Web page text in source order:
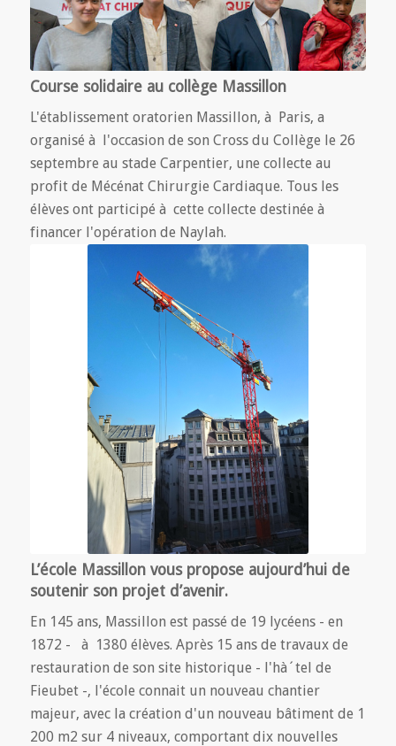
Course solidaire au collège Massillon
L'établissement oratorien Massillon, à Paris, a
organisé à l'occasion de son Cross du Collège le 26
septembre au stade Carpentier, une collecte au
profit de Mécénat Chirurgie Cardiaque. Tous les
élèves ont participé à cette collecte destinée à
financer l'opération de Naylah.
L’école Massillon vous propose aujourd’hui de
soutenir son projet d’avenir.
En 145 ans, Massillon est passé de 19 lycéens - en
1872 - à 1380 élèves. Après 15 ans de travaux de
restauration de son site historique - l'hà´tel de
Fieubet -, l'école connait un nouveau chantier
majeur, avec la création d'un nouveau bâtiment de 1
200 m2 sur 4 niveaux, comportant dix nouvelles